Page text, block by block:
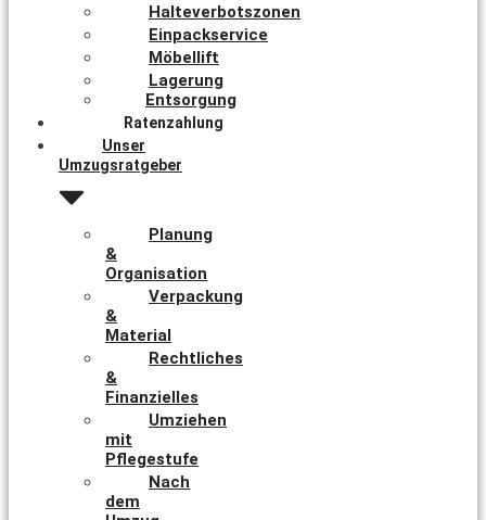
Halteverbotszonen
Einpackservice
Möbellift
Lagerung
Entsorgung
Ratenzahlung
Unser
Umzugsratgeber
Planung
&
Organisation
Verpackung
&
Material
Rechtliches
&
Finanzielles
Umziehen
mit
Pflegestufe
Nach
dem